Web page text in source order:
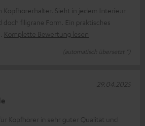
Kopfhörerhalter. Sieht in jedem Interieur
doch filigrane Form. Ein praktisches
Komplette Bewertung lesen
(automatisch übersetzt *)
Kopfhörer in sehr guter Qualität und
29.04.2025